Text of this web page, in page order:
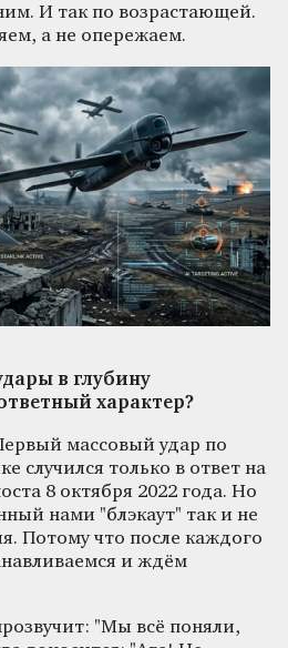
И так по возрастающей.
а не опережаем.
в глубину
характер?
массовый удар по
случился только в ответ на
8 октября 2022 года. Но
нами "блэкаут" так и не
Потому что после каждого
и ждём
"Мы всё поняли,